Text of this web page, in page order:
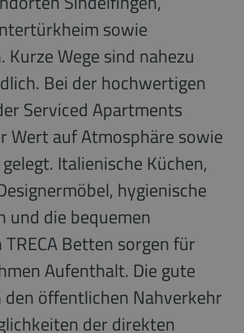
sowie
Kurze Wege sind nahezu
Bei der hochwertigen
Serviced Apartments
Wert auf Atmosphäre sowie
Italienische Küchen,
hygienische
und die bequemen
Betten sorgen für
Aufenthalt. Die gute
den öffentlichen Nahverkehr
der direkten